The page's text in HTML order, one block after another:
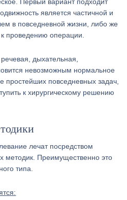
является частичной и
в повседневной жизни, либо же
проведению операции.
дыхательная,
невозможным нормальное
простейших повседневных задач,
к хирургическому решению
лечат посредством
методик. Преимущественно это
типа.